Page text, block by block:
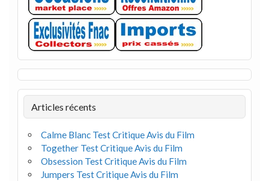
Articles récents
Calme Blanc Test Critique Avis du Film
Together Test Critique Avis du Film
Obsession Test Critique Avis du Film
Jumpers Test Critique Avis du Film